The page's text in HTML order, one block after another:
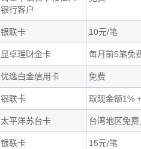
银行客户
银联卡 10元/笔
显卓理财金卡 每月前5笔免
优逸白金信用卡 免费
银联卡 取现金额1%
太平洋苏台卡 台湾地区免
银联卡 15元/笔